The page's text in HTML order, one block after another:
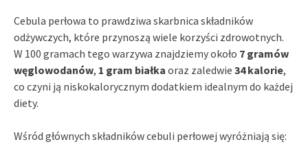
Cebula perłowa to prawdziwa skarbnica składników
odżywczych, które przynoszą wiele korzyści zdrowotnych.
W 100 gramach tego warzywa znajdziemy około 7 gramów
węglowodanów, 1 gram białka oraz zaledwie 34 kalorie,
co czyni ją niskokalorycznym dodatkiem idealnym do każdej
diety.
Wśród głównych składników cebuli perłowej wyróżniają się: